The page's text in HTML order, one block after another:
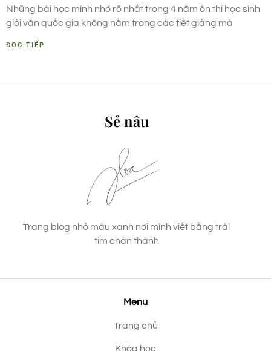
Những bài học mình nhớ rõ nhất trong 4 năm ôn thi học sinh
giỏi văn quốc gia không nằm trong các tiết giảng mà
ĐỌC TIẾP
Sẻ nâu
Trang blog nhỏ màu xanh nơi mình viết bằng trái
tim chân thành
Menu
Trang chủ
Khóa học